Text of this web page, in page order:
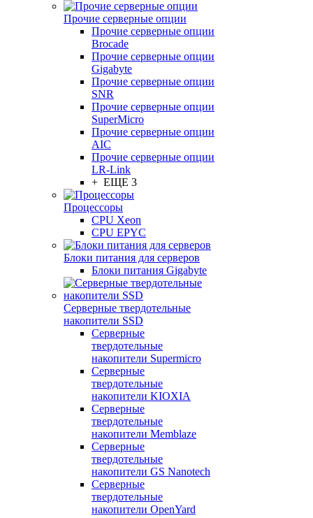
Прочие серверные опции
Прочие серверные опции
Brocade
Прочие серверные опции
Gigabyte
Прочие серверные опции
SNR
Прочие серверные опции
SuperMicro
Прочие серверные опции
AIC
Прочие серверные опции
LR-Link
+ ЕЩЕ 3
Процессоры
CPU Xeon
CPU EPYC
Блоки питания для серверов
Блоки питания Gigabyte
Серверные твердотельные
накопители SSD
Cерверные
твердотельные
накопители Supermicro
Cерверные
твердотельные
накопители KIOXIA
Cерверные
твердотельные
накопители Memblaze
Cерверные
твердотельные
накопители GS Nanotech
Серверные
твердотельные
накопители OpenYard